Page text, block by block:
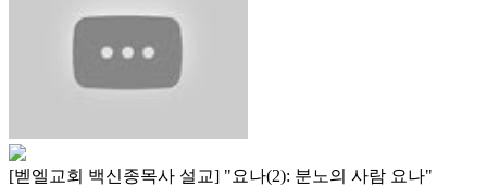
[벧엘교회 백신종목사 설교] "요나(2): 분노의 사람 요나"